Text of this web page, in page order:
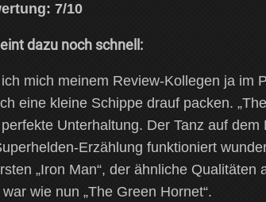
7/10
dazu noch schnell:
mich meinem Review-Kollegen ja im
eine kleine Schippe drauf packen.
Unterhaltung. Der Tanz auf
Erzählung funktioniert
„Iron Man“, der ähnliche
wie nun „The Green Hornet“.